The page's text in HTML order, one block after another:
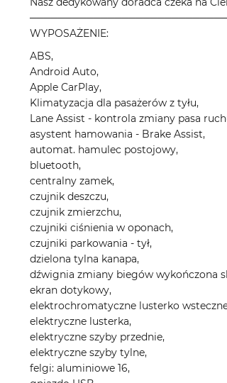
WYPOSAŻENIE:
ABS,
Android Auto,
Apple CarPlay,
Klimatyzacja dla pasażerów z tyłu,
Lane Assist - kontrola zmiany pasa
asystent hamowania - Brake Assist,
automat. hamulec postojowy,
bluetooth,
centralny zamek,
czujnik deszczu,
czujnik zmierzchu,
czujniki ciśnienia w oponach,
czujniki parkowania - tył,
dzielona tylna kanapa,
dźwignia zmiany biegów wykończona
ekran dotykowy,
elektrochromatyczne lusterko
elektryczne lusterka,
elektryczne szyby przednie,
elektryczne szyby tylne,
felgi: aluminiowe 16,